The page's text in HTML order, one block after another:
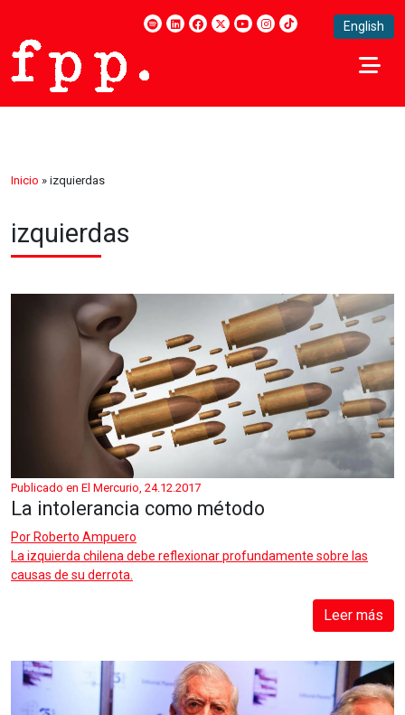
English
Inicio » izquierdas
izquierdas
Publicado en El Mercurio, 24.12.2017
La intolerancia como método
Por Roberto Ampuero
La izquierda chilena debe reflexionar profundamente sobre las
causas de su derrota.
Leer más